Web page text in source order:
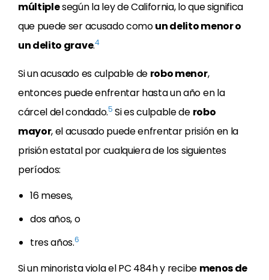
múltiplesegún la ley de California, lo que significa
que puede ser acusado comoun delito menor o
un delito grave.4
Si un acusado es culpable de robo menor,
entonces puede enfrentar hasta un año en la
cárcel del condado.5 Si es culpable de robo
mayor, el acusado puede enfrentar prisión en la
prisión estatal por cualquiera de los siguientes
períodos:
16 meses,
dos años, o
tres años.6
Si un minorista viola el PC 484h y recibe menos de